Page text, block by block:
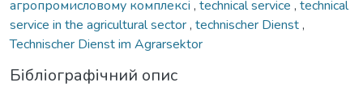
агропромисловому комплексі , technical service , technical
service in the agricultural sector, technischer Dienst,
Technischer Dienst im Agrarsektor
Бібліографічний опис